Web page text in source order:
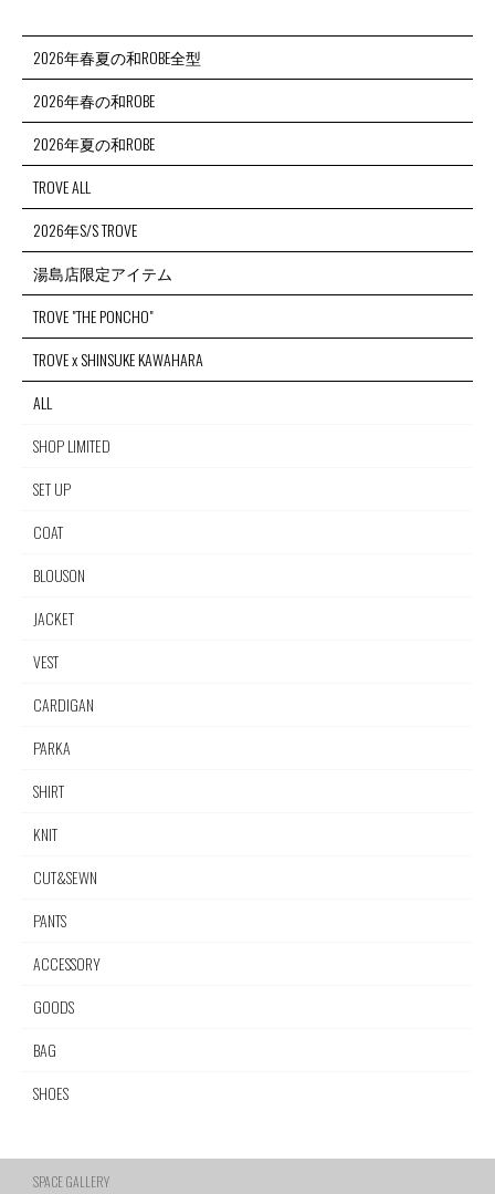
2026年春夏の和ROBE全型
2026年春の和ROBE
2026年夏の和ROBE
TROVE ALL
2026年S/S TROVE
湯島店限定アイテム
TROVE "THE PONCHO"
TROVE x SHINSUKE KAWAHARA
ALL
SHOP LIMITED
SET UP
COAT
BLOUSON
JACKET
VEST
CARDIGAN
PARKA
SHIRT
KNIT
CUT&SEWN
PANTS
ACCESSORY
GOODS
BAG
SHOES
SPACE GALLERY